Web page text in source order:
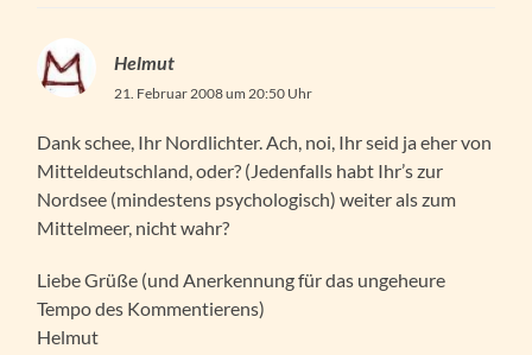
Helmut
21. Februar 2008 um 20:50 Uhr
Dank schee, Ihr Nordlichter. Ach, noi, Ihr seid ja eher von
Mitteldeutschland, oder? (Jedenfalls habt Ihr’s zur
Nordsee (mindestens psychologisch) weiter als zum
Mittelmeer, nicht wahr?
Liebe Grüße (und Anerkennung für das ungeheure
Tempo des Kommentierens)
Helmut